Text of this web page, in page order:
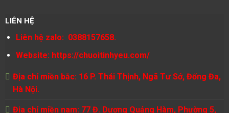
LIÊN HỆ
Liên hệ zalo: 0388157658.
Website: https://chuoitinhyeu.com/
Địa chỉ miền bắc: 16 P. Thái Thịnh, Ngã Tư Sở, Đống Đa,
Hà Nội.
Địa chỉ miền nam: 77 Đ. Dương Quảng Hàm, Phường 5,